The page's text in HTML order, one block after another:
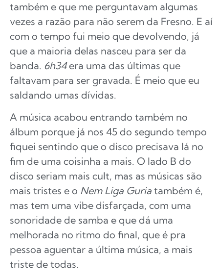
também e que me perguntavam algumas
vezes a razão para não serem da Fresno. E aí
com o tempo fui meio que devolvendo, já
que a maioria delas nasceu para ser da
banda. 6h34era uma das últimas que
faltavam para ser gravada. É meio que eu
saldando umas dívidas.
A música acabou entrando também no
álbum porque já nos 45 do segundo tempo
fiquei sentindo que o disco precisava lá no
fim de uma coisinha a mais. O lado B do
disco seriam mais cult, mas as músicas são
mais tristes e o Nem Liga Guria também é,
mas tem uma vibe disfarçada, com uma
sonoridade de samba e que dá uma
melhorada no ritmo do final, que é pra
pessoa aguentar a última música, a mais
triste de todas.